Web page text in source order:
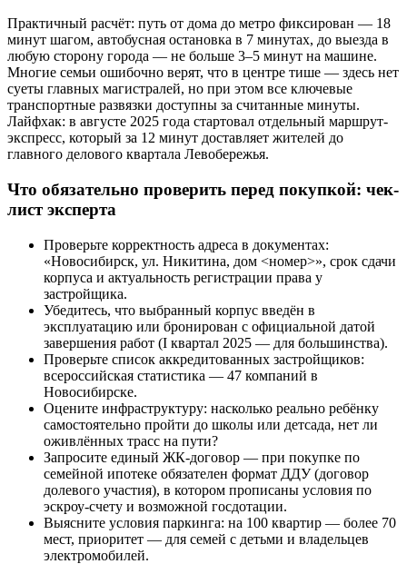
Практичный расчёт: путь от дома до метро фиксирован — 18
минут шагом, автобусная остановка в 7 минутах, до выезда в
любую сторону города — не больше 3–5 минут на машине.
Многие семьи ошибочно верят, что в центре тише — здесь нет
суеты главных магистралей, но при этом все ключевые
транспортные развязки доступны за считанные минуты.
Лайфхак: в августе 2025 года стартовал отдельный маршрут-
экспресс, который за 12 минут доставляет жителей до
главного делового квартала Левобережья.
Что обязательно проверить перед покупкой: чек-
лист эксперта
Проверьте корректность адреса в документах:
«Новосибирск, ул. Никитина, дом <номер>», срок сдачи
корпуса и актуальность регистрации права у
застройщика.
Убедитесь, что выбранный корпус введён в
эксплуатацию или бронирован с официальной датой
завершения работ (I квартал 2025 — для большинства).
Проверьте список аккредитованных застройщиков:
всероссийская статистика — 47 компаний в
Новосибирске.
Оцените инфраструктуру: насколько реально ребёнку
самостоятельно пройти до школы или детсада, нет ли
оживлённых трасс на пути?
Запросите единый ЖК-договор — при покупке по
семейной ипотеке обязателен формат ДДУ (договор
долевого участия), в котором прописаны условия по
эскроу-счету и возможной госдотации.
Выясните условия паркинга: на 100 квартир — более 70
мест, приоритет — для семей с детьми и владельцев
электромобилей.